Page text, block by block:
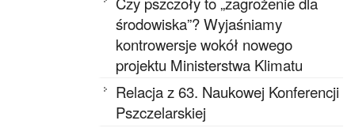
środowiska”? Wyjaśniamy
kontrowersje wokół nowego
projektu Ministerstwa Klimatu
Relacja z 63. Naukowej Konferencji
Pszczelarskiej